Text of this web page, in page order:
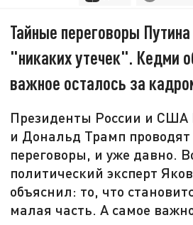
Тайные переговоры
"никаких утечек". Кедми
важное осталось за
Президенты России и
и Дональд Трамп
переговоры, и уже давно.
политический эксперт
объяснил: то, что
малая часть. А самое